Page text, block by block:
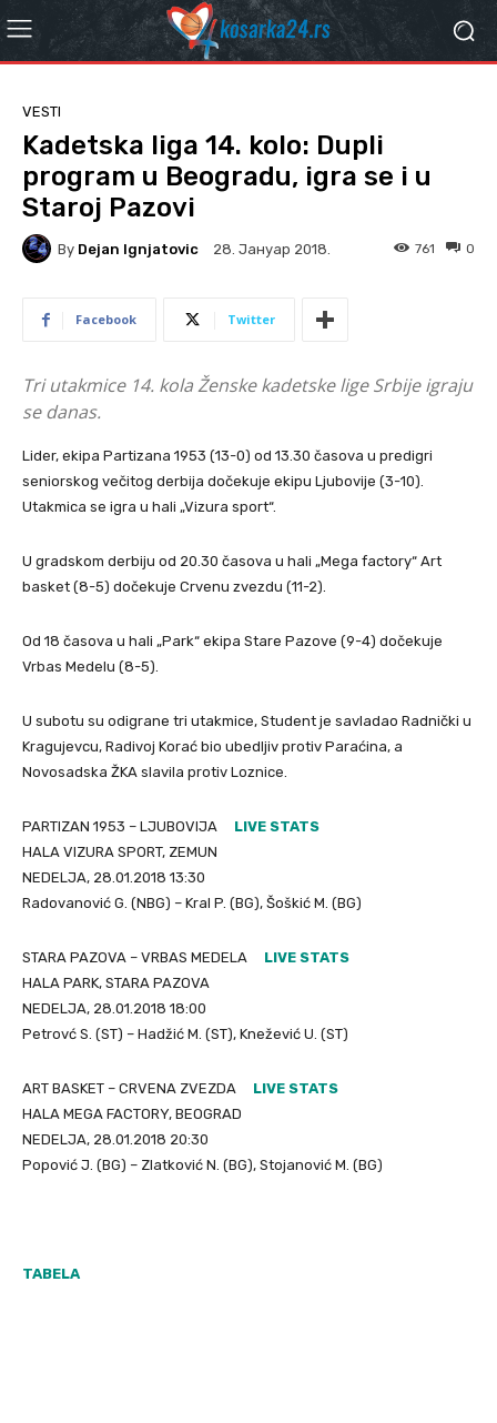
VESTI
Kadetska liga 14. kolo: Dupli
program u Beogradu, igra se i u
Staroj Pazovi
By Dejan Ignjatovic 28. Јануар 2018. 0
761
Facebook Twitter
Tri utakmice 14. kola Ženske kadetske lige Srbije igraju
se danas.
Lider, ekipa Partizana 1953 (13-0) od 13.30 časova u predigri
seniorskog večitog derbija dočekuje ekipu Ljubovije (3-10).
Utakmica se igra u hali „Vizura sport“.
U gradskom derbiju od 20.30 časova u hali „Mega factory“ Art
basket (8-5) dočekuje Crvenu zvezdu (11-2).
Od 18 časova u hali „Park“ ekipa Stare Pazove (9-4) dočekuje
Vrbas Medelu (8-5).
U subotu su odigrane tri utakmice, Student je savladao Radnički u
Kragujevcu, Radivoj Korać bio ubedljiv protiv Paraćina, a
Novosadska ŽKA slavila protiv Loznice.
PARTIZAN 1953 – LJUBOVIJA LIVE STATS
HALA VIZURA SPORT, ZEMUN
NEDELJA, 28.01.2018 13:30
Radovanović G. (NBG) – Kral P. (BG), Šoškić M. (BG)
STARA PAZOVA – VRBAS MEDELA LIVE STATS
HALA PARK, STARA PAZOVA
NEDELJA, 28.01.2018 18:00
Petrovć S. (ST) – Hadžić M. (ST), Knežević U. (ST)
ART BASKET – CRVENA ZVEZDA LIVE STATS
HALA MEGA FACTORY, BEOGRAD
NEDELJA, 28.01.2018 20:30
Popović J. (BG) – Zlatković N. (BG), Stojanović M. (BG)
TABELA